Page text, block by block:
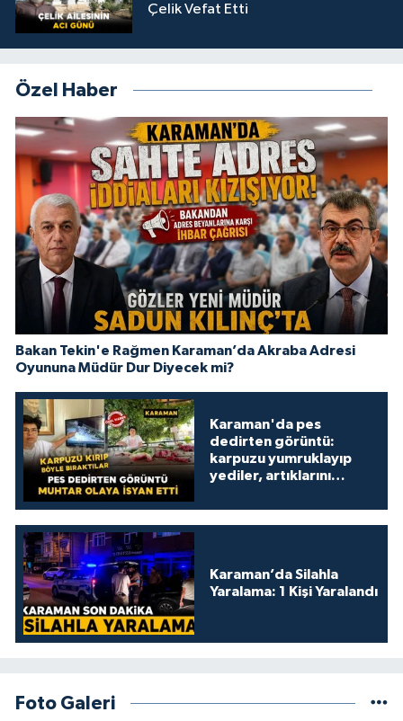
Çelik Vefat Etti
Özel Haber
Bakan Tekin'e Rağmen Karaman’da Akraba Adresi
Oyununa Müdür Dur Diyecek mi?
Karaman'da pes
dedirten görüntü:
karpuzu yumruklayıp
yediler, artıklarını
Karaman’da Silahla
Yaralama: 1 Kişi Yaralandı
Foto Galeri